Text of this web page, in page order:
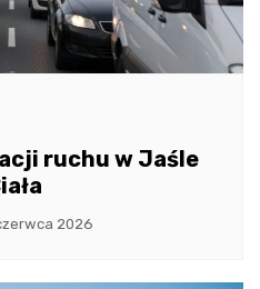
ruchu w Jaśle
2026